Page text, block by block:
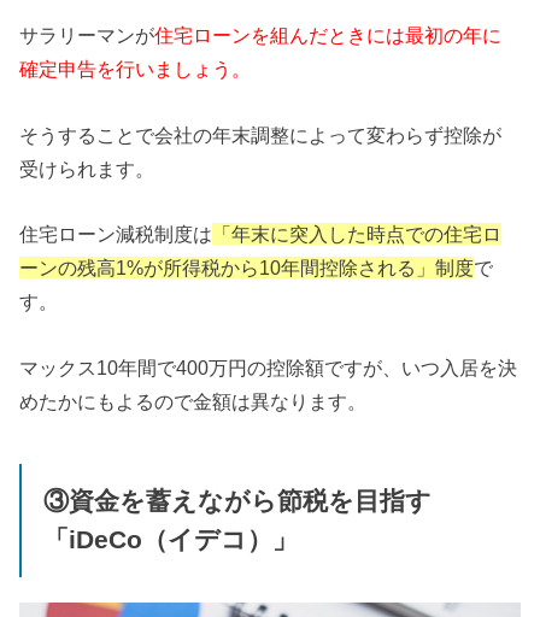
サラリーマンが住宅ローンを組んだときには最初の年に
確定申告を行いましょう。
そうすることで会社の年末調整によって変わらず控除が
受けられます。
住宅ローン減税制度は 「年末に突入した時点での住宅ロ
ーンの残高1%が所得税から10年間控除される」制度で
す。
マックス10年間で400万円の控除額ですが、いつ入居を決
めたかにもよるので金額は異なります。
③資金を蓄えながら節税を目指す
「iDeCo（イデコ）」